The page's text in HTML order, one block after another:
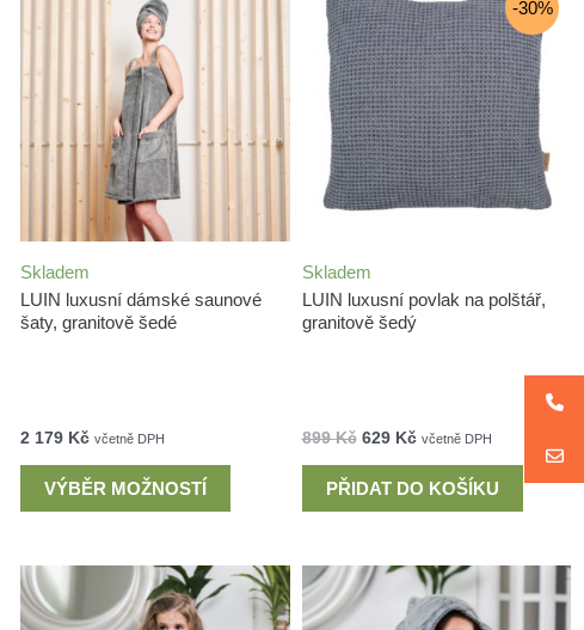
Skladem
LUIN luxusní dámské saunové
šaty, granitově šedé
2 179 Kč včetně DPH
VÝBĚR MOŽNOSTÍ
-30%
Skladem
LUIN luxusní povlak na polštář,
granitově šedý
899Kč 629 Kč včetně DPH
PŘIDAT DO KOŠÍKU